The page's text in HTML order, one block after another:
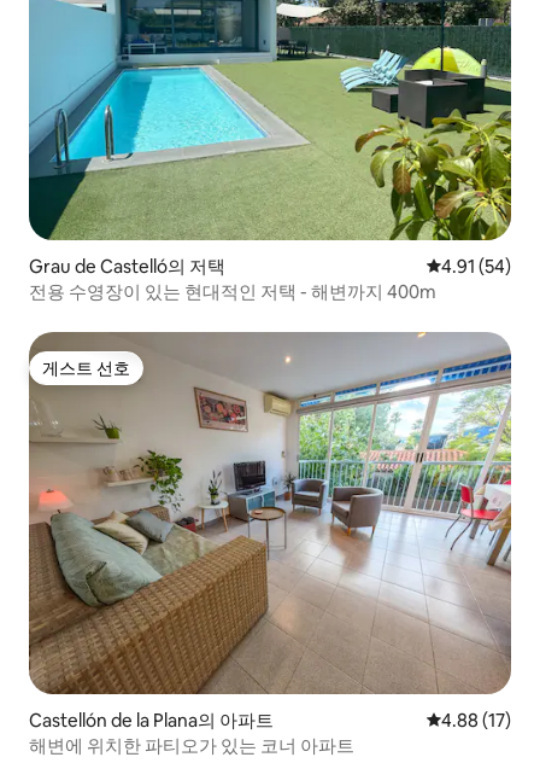
Grau de Castelló의 저택 평점 4.91점
4.91 (54)
전용 수영장이 있는 현대적인 저택 - 해변까지 400m
게스트 선호
게스트 선호
Castellón de la Plana의 아파트 평점 4.88점
4.88 (17)
해변에 위치한 파티오가 있는 코너 아파트